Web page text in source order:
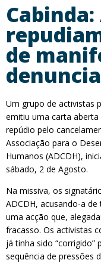
de
Um grupo de activistas
emitiu uma carta
repúdio pelo
Associação para o
Humanos (ADCDH),
sábado, 2 de Agosto.
Na missiva, os
ADCDH, acusando-a
uma acção que,
fracasso. Os activistas
já tinha sido “corrigido”
sequência de pressões